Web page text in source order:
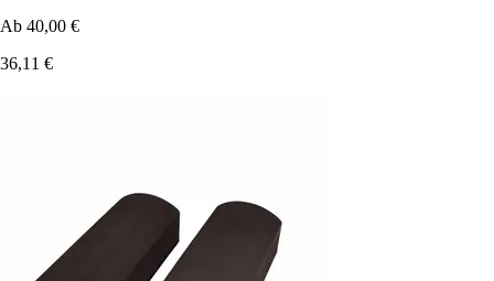
Ab 40,00 €
36,11 €